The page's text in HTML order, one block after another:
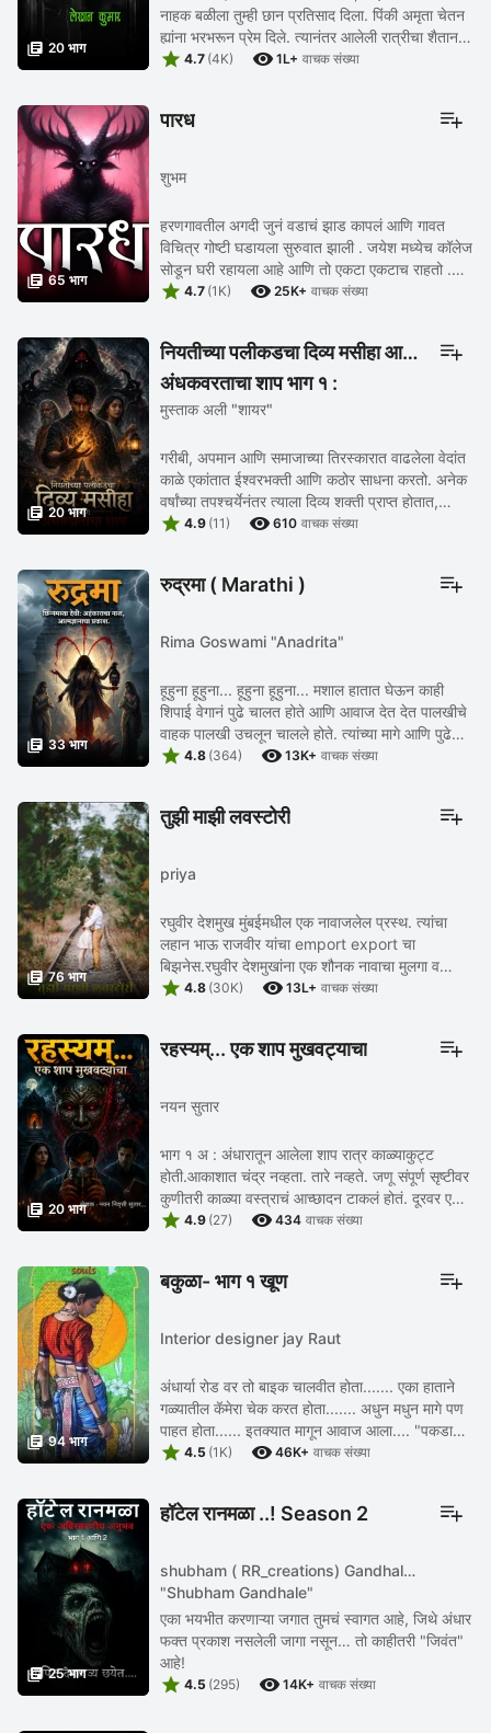
 20 भाग
नाहक बळीला तुम्ही छान प्रतिसाद दिला. पिंकी अमृता चेतन
ह्यांना भरभरून प्रेम दिले. त्यानंतर आलेली रात्रीचा शैतान
ह्या लघुकथेला सुद्धा तुम्ही उत्तम ...
 4.7 (4K)  1L+ वाचक संख्या
 65 भाग
पारध
शुभम
हरणगावतील अगदी जुनं वडाचं झाड कापलं आणि गावत
विचित्र गोष्टी घडायला सुरुवात झाली . जयेश मध्येच कॉलेज
सोडून घरी रहायला आहे आणि तो एकटा एकटाच राहतो .
त्याला विचित्र आणि हिसंक स्वप्ने पडतात आणि ...
 4.7 (1K)  25K+ वाचक संख्या
 20 भाग
नियतीच्या पलीकडचा दिव्य मसीहा आणि
अंधकव्रताचा शाप भाग १ :
तिरस्काराच्या सावलीत जन्मलेला
मुस्ताक अली "शायर"
गरीबी, अपमान आणि समाजाच्या तिरस्कारात वाढलेला वेदांत
काळे एकांतात ईश्वरभक्ती आणि कठोर साधना करतो. अनेक
वर्षांच्या तपश्चर्येनंतर त्याला दिव्य शक्ती प्राप्त होतात,
ज्यांच्या साहाय्याने तो ...
 4.9 (11)  610 वाचक संख्या
 33 भाग
रुद्रमा ( Marathi )
Rima Goswami "Anadrita"
हूहुना हूहुना... हूहुना हूहुना... मशाल हातात घेऊन काही
शिपाई वेगानं पुढे चालत होते आणि आवाज देत देत पालखीचे
वाहक पालखी उचलून चालले होते. त्यांच्या मागे आणि पुढे
लाठ्या घेऊन उभा होता लेठ्यांचा ...
 4.8 (364)  13K+ वाचक संख्या
 76 भाग
तुझी माझी लवस्टोरी
priya
रघुवीर देशमुख मुंबईमधील एक नावाजलेल प्रस्थ. त्यांचा
लहान भाऊ राजवीर यांचा emport export चा
बिझनेस.रघुवीर देशमुखांना एक शौनक नावाचा मुलगा व
सेजल नावाची मुलगी तर राजवीरला अंगद आणि रजत
 4.8 (30K)  13L+ वाचक संख्या
 20 भाग
रहस्यम्... एक शाप मुखवट्याचा
नयन सुतार
भाग १ अ : अंधारातून आलेला शाप रात्र काळ्याकुट्ट
होती.आकाशात चंद्र नव्हता. तारे नव्हते. जणू संपूर्ण सृष्टीवर
कुणीतरी काळ्या वस्त्राचं आच्छादन टाकलं होतं. दूरवर एका
उंच...
 4.9 (27)  434 वाचक संख्या
 94 भाग
बकुळा- भाग १ खूण
Interior designer jay Raut
अंधार्या रोड वर तो बाइक चालवीत होता....... एका हाताने
गळ्यातील कॅमेरा चेक करत होता....... अधुन मधुन मागे पण
पाहत होता...... इतक्यात मागून आवाज आला.... "पकडा
त्या हरामखोर ला........" "जिता नाही ...
 4.5 (1K)  46K+ वाचक संख्या
 25 भाग
हॉटेल रानमळा ..! Season 2
shubham ( RR_creations) Gandhale
"Shubham Gandhale"
एका भयभीत करणाऱ्या जगात तुमचं स्वागत आहे, जिथे अंधार
फक्त प्रकाश नसलेली जागा नसून… तो काहीतरी "जिवंत"
आहे!
 4.5 (295)  14K+ वाचक संख्या